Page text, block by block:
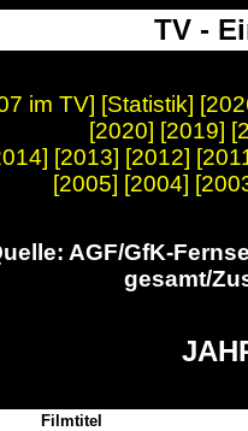
TV -
im TV] [Statistik]
[2020] [2019]
[2013] [2012] [
[2005] [2004] [
AGF/GfK-
gesamt/
Filmtitel